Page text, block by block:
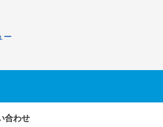
ー
合わせ